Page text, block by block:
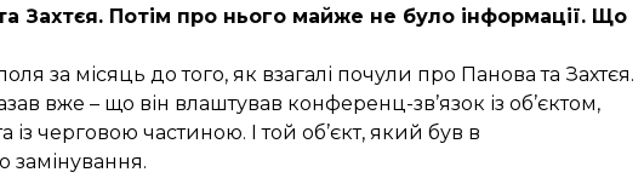
Захтєя. Потім про нього майже не було інформації. Що
за місяць до того, як взагалі почули про Панова та Захтєя.
вже – що він влаштував конференц-зв’язок із об’єктом,
із черговою частиною. І той об’єкт, який був в
замінування.